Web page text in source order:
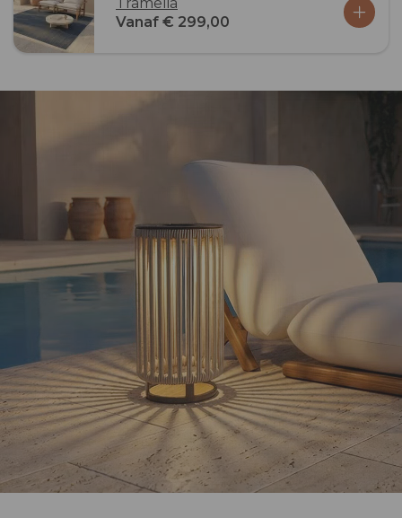
Vanaf € 299,00